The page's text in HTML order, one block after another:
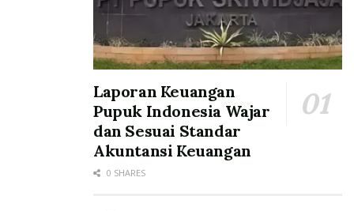
Laporan Keuangan
Pupuk Indonesia Wajar
dan Sesuai Standar
Akuntansi Keuangan
0 SHARES